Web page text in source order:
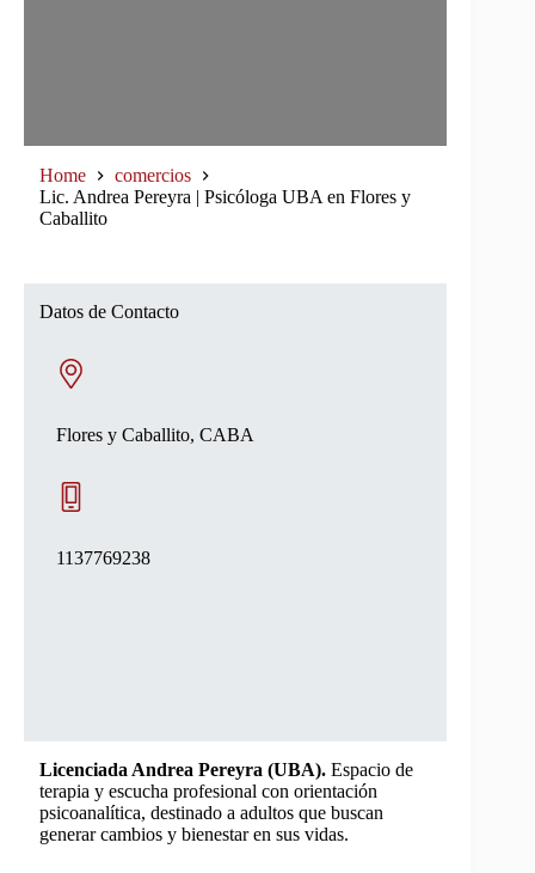
Home
comercios
Lic. Andrea Pereyra | Psicóloga UBA en Flores y
Caballito
Licenciada Andrea Pereyra (UBA). Espacio de
terapia y escucha profesional con orientación
psicoanalítica, destinado a adultos que buscan
generar cambios y bienestar en sus vidas.
Datos de Contacto
Flores y Caballito, CABA
1137769238